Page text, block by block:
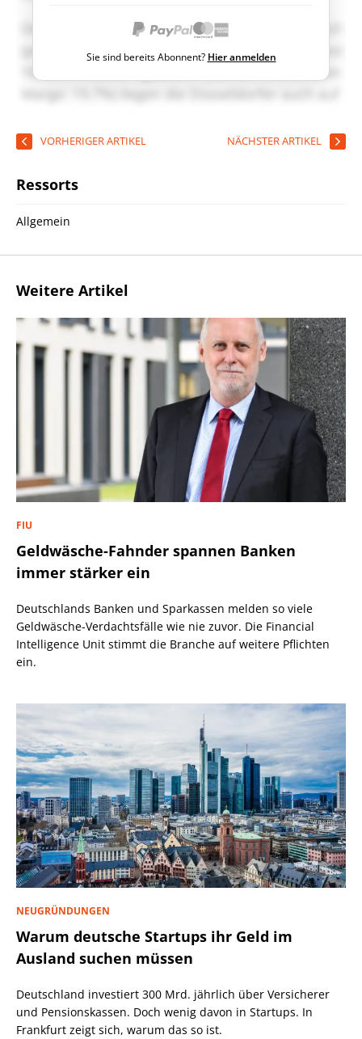
Sie sind bereits Abonnent? Hier anmelden
VORHERIGER ARTIKEL NÄCHSTER ARTIKEL
Ressorts
Allgemein
Weitere Artikel
FIU
Geldwäsche-Fahnder spannen Banken
immer stärker ein
Deutschlands Banken und Sparkassen melden so viele
Geldwäsche-Verdachtsfälle wie nie zuvor. Die Financial
Intelligence Unit stimmt die Branche auf weitere Pflichten
ein.
NEUGRÜNDUNGEN
Warum deutsche Startups ihr Geld im
Ausland suchen müssen
Deutschland investiert 300 Mrd. jährlich über Versicherer
und Pensionskassen. Doch wenig davon in Startups. In
Frankfurt zeigt sich, warum das so ist.